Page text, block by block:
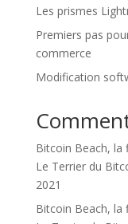
Les prismes
Premiers pas
commerce
Modification
Bitcoin Beach, la
Le Terrier du
2021
Bitcoin Beach, la